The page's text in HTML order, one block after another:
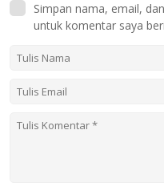
Simpan nama, email,
untuk komentar saya